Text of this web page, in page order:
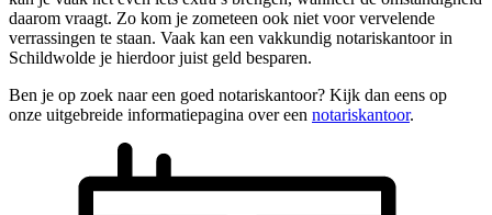
daarom vraagt. Zo kom je zometeen ook niet voor vervelende
verrassingen te staan. Vaak kan een vakkundig notariskantoor in
Schildwolde je hierdoor juist geld besparen.
Ben je op zoek naar een goed notariskantoor? Kijk dan eens op
onze uitgebreide informatiepagina over een notariskantoor.